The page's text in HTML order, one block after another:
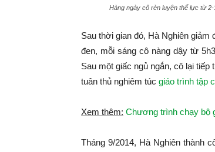
Hàng ngày cô rèn luyện thể lực từ
Sau thời gian đó, Hà Nghiên
đen, mỗi sáng cô nàng dậy từ
Sau một giấc ngủ ngắn, cô lại
tuân thủ nghiêm túc giáo trình tập
Xem thêm: Chương trình chạy bộ
Tháng 9/2014, Hà Nghiên thành